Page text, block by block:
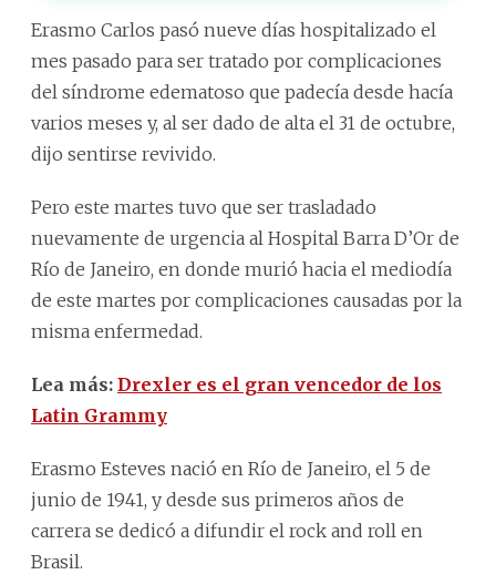
Erasmo Carlos pasó nueve días hospitalizado el
mes pasado para ser tratado por complicaciones
del síndrome edematoso que padecía desde hacía
varios meses y, al ser dado de alta el 31 de octubre,
dijo sentirse revivido.
Pero este martes tuvo que ser trasladado
nuevamente de urgencia al Hospital Barra D’Or de
Río de Janeiro, en donde murió hacia el mediodía
de este martes por complicaciones causadas por la
misma enfermedad.
Lea más: Drexler es el gran vencedor de los
Latin Grammy
Erasmo Esteves nació en Río de Janeiro, el 5 de
junio de 1941, y desde sus primeros años de
carrera se dedicó a difundir el rock and roll en
Brasil.